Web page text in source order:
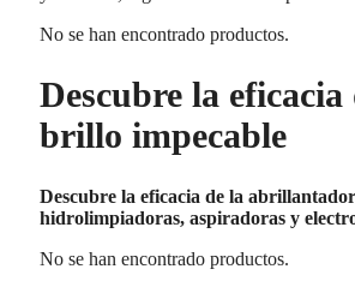
No se han encontrado productos.
Descubre la
brillo impecable
Descubre la eficacia de la
hidrolimpiadoras, aspiradoras y
No se han encontrado productos.